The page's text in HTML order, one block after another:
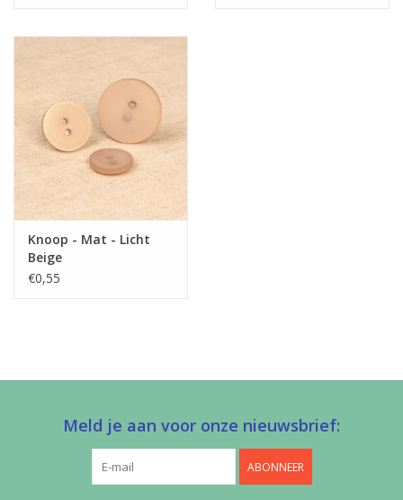
Knoop - Mat - Licht
Beige
€0,55
Meld je aan voor onze nieuwsbrief:
ABONNEER